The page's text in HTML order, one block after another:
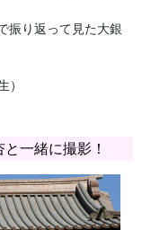
振り返って見た大銀
一緒に撮影！